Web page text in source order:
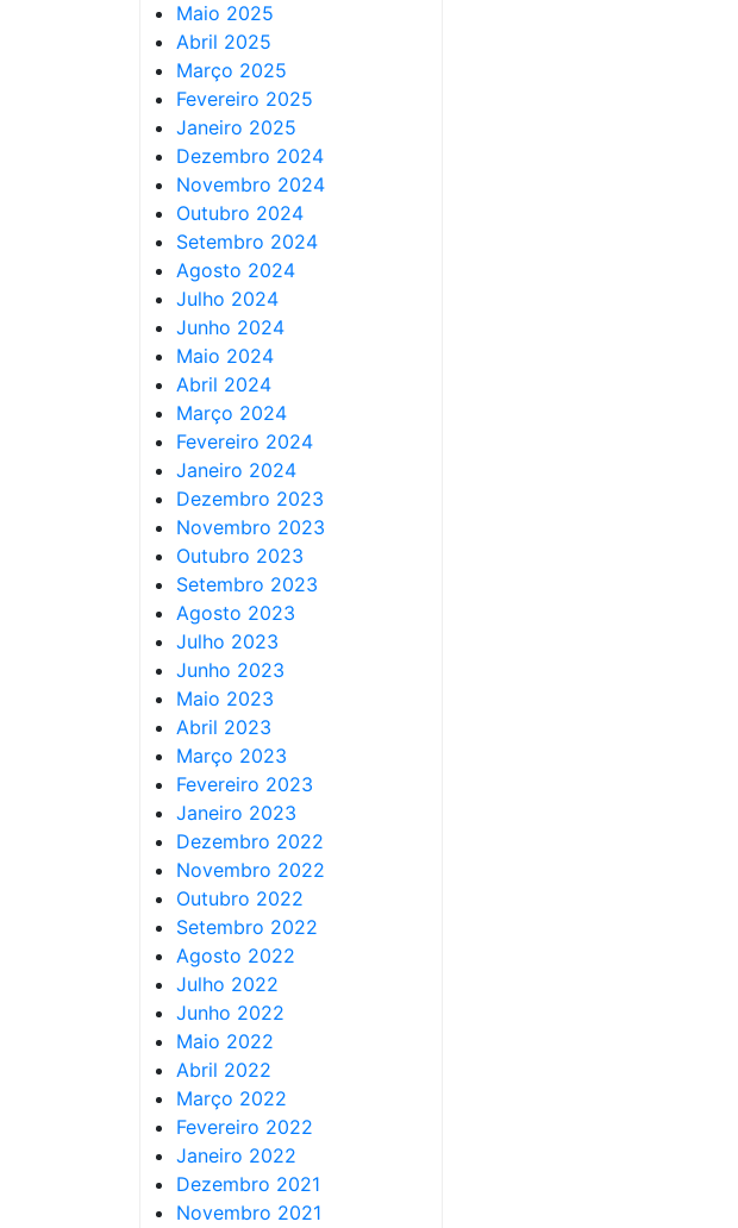
Maio 2025
Abril 2025
Março 2025
Fevereiro 2025
Janeiro 2025
Dezembro 2024
Novembro 2024
Outubro 2024
Setembro 2024
Agosto 2024
Julho 2024
Junho 2024
Maio 2024
Abril 2024
Março 2024
Fevereiro 2024
Janeiro 2024
Dezembro 2023
Novembro 2023
Outubro 2023
Setembro 2023
Agosto 2023
Julho 2023
Junho 2023
Maio 2023
Abril 2023
Março 2023
Fevereiro 2023
Janeiro 2023
Dezembro 2022
Novembro 2022
Outubro 2022
Setembro 2022
Agosto 2022
Julho 2022
Junho 2022
Maio 2022
Abril 2022
Março 2022
Fevereiro 2022
Janeiro 2022
Dezembro 2021
Novembro 2021